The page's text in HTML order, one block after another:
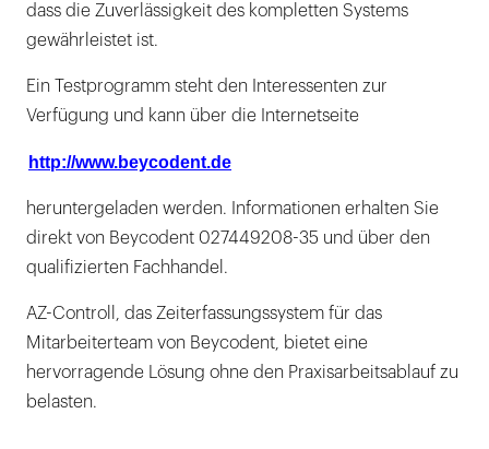
dass die Zuverlässigkeit des kompletten Systems
gewährleistet ist.
Ein Testprogramm steht den Interessenten zur
Verfügung und kann über die Internetseite
http://www.beycodent.de
heruntergeladen werden. Informationen erhalten Sie
direkt von Beycodent 027449208-35 und über den
qualifizierten Fachhandel.
AZ-Controll, das Zeiterfassungssystem für das
Mitarbeiterteam von Beycodent, bietet eine
hervorragende Lösung ohne den Praxisarbeitsablauf zu
belasten.